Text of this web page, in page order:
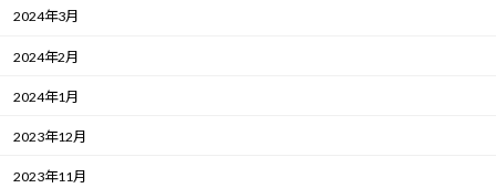
2024年3月
2024年2月
2024年1月
2023年12月
2023年11月